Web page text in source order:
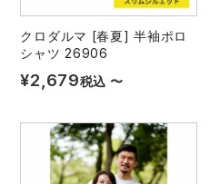
クロダルマ [春夏] 半袖ポロ
シャツ 26906
¥2,679税込 〜